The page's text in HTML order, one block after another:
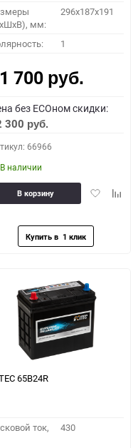
мм:
296х187х191
1
700 руб.
без ECOном скидки:
300 руб.
66966
В наличии
Добавить
В корзину
65B24R
ток,
430